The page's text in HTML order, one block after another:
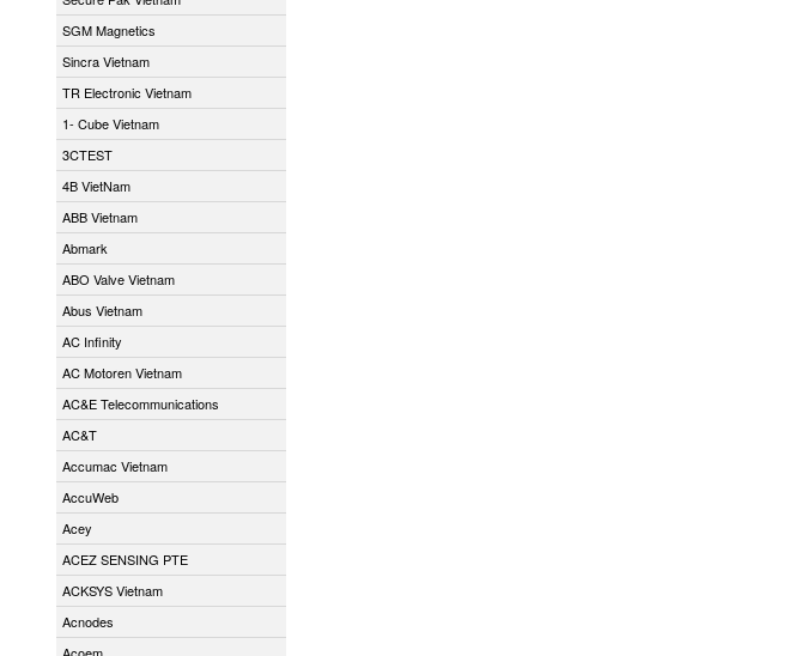
SGM Magnetics
Sincra Vietnam
TR Electronic Vietnam
1- Cube Vietnam
3CTEST
4B VietNam
ABB Vietnam
Abmark
ABO Valve Vietnam
Abus Vietnam
AC Infinity
AC Motoren Vietnam
AC&E Telecommunications
AC&T
Accumac Vietnam
AccuWeb
Acey
ACEZ SENSING PTE
ACKSYS Vietnam
Acnodes